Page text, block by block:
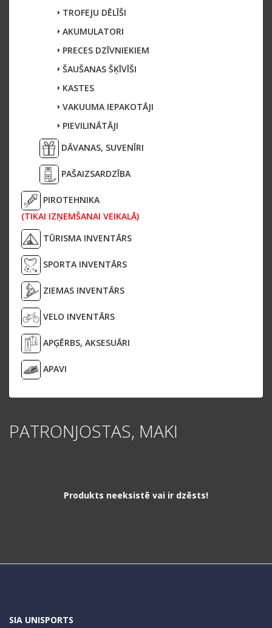
TROFEJU DĒLĪŠI
AKUMULATORI
PRECES DZĪVNIEKIEM
ŠAUŠANAS ŠĶĪVĪŠI
KASTES
VAKUUMA IEPAKOTĀJI
PIEVILINĀTĀJI
DĀVANAS, SUVENĪRI
PAŠAIZSARDZĪBA
PIROTEHNIKA
(TIKAI IZŅEMŠANAI VEIKALĀ)
TŪRISMA INVENTĀRS
SPORTA INVENTĀRS
ZIEMAS INVENTĀRS
VELO INVENTĀRS
APĢĒRBS, AKSESUĀRI
APAVI
PATRONJOSTAS, MAKI
Produkts neeksistē vai ir dzēsts!
SIA UNISPORTS